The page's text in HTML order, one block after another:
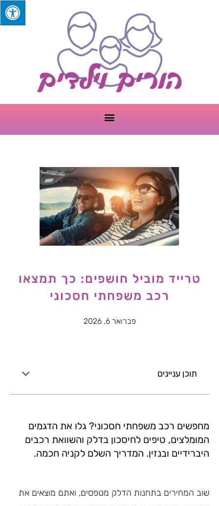
טרייד מוביל חושפים: כך תמצאו
רכב משפחתי חסכוני
פברואר 6, 2026
תוכן עניינים
מחפשים רכב משפחתי חסכוני? גלו את הדגמים
המומלצים, טיפים לחיסכון בדלק והשוואת רכבים
היברידיים ובנזין. המדריך השלם לקניה חכמה.
שוב המחירים בתחנות הדלק מטפסים, ואתם מוצאים את